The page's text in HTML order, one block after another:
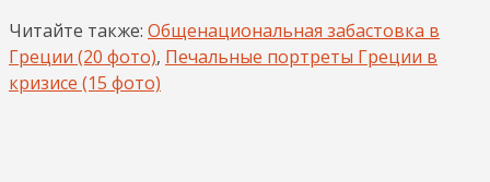
Читайте также: Общенациональная забастовка в
Греции (20 фото), Печальные портреты Греции в
кризисе (15 фото)